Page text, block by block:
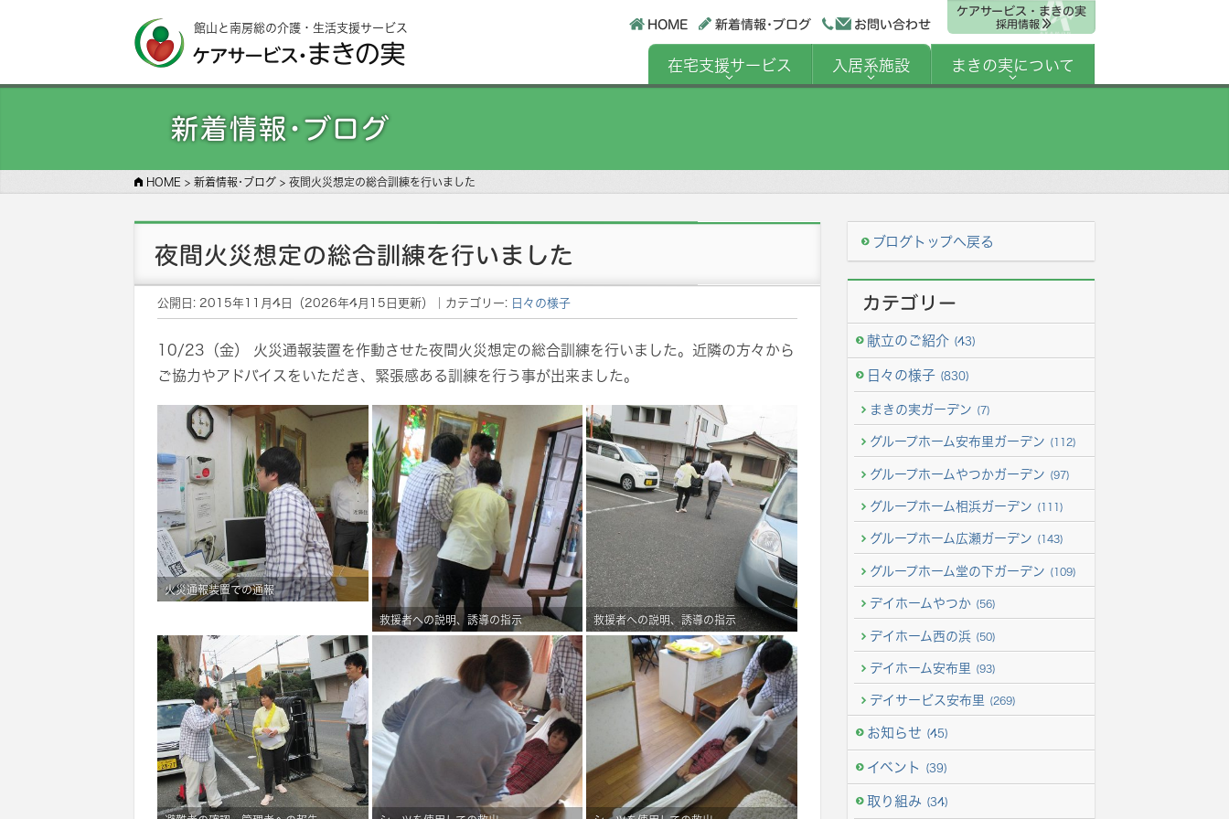
館山と南房総の介護・生活支援サービス HOME 新着情報･ブログ お問い合わせ
ケアサービス・まきの実
採用情報
在宅支援サービス 入居系施設 まきの実について
新着情報･ブログ
HOME > 新着情報･ブログ > 夜間火災想定の総合訓練を行いました
夜間火災想定の総合訓練を行いました
公開日: 2015年11月4日 （2026年4月15日更新） ｜カテゴリー: 日々の様子
10/23（金） 火災通報装置を作動させた夜間火災想定の総合訓練を行いました。近隣の方々から
ご協力やアドバイスをいただき、緊張感ある訓練を行う事が出来ました。
火災通報装置での通報
救援者への説明、誘導の指示 救援者への説明、誘導の指示
ブログトップへ戻る
カテゴリー
献立のご紹介 (43)
日々の様子 (830)
まきの実ガーデン (7)
グループホーム安布里ガーデン (112)
グループホームやつかガーデン (97)
グループホーム相浜ガーデン (111)
グループホーム広瀬ガーデン (143)
グループホーム堂の下ガーデン (109)
デイホームやつか (56)
デイホーム西の浜 (50)
デイホーム安布里 (93)
デイサービス安布里 (269)
お知らせ (45)
イベント (39)
取り組み (34)